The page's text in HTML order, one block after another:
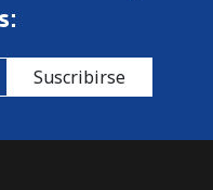
Suscribirse